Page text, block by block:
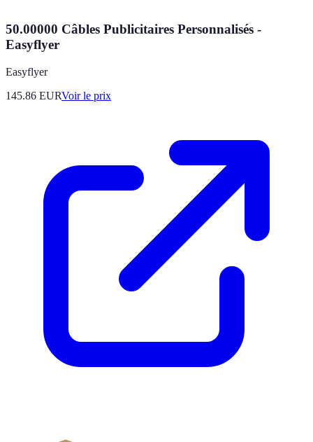
50.00000 Câbles Publicitaires Personnalisés -
Easyflyer
Easyflyer
145.86 EURVoir le prix